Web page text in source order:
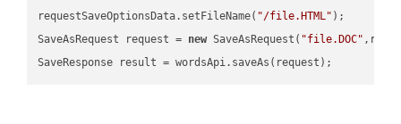
requestSaveOptionsData.setFileName( "/file.HTML" );
SaveAsRequest request = new SaveAsRequest( "file.DOC"